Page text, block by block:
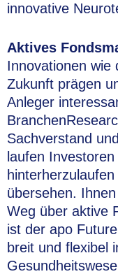
innovative
Aktives
Innovationen wie
Zukunft prägen
Anleger
Sachverstand
laufen
übersehen.
Weg über aktive
ist der apo
breit und flexibel